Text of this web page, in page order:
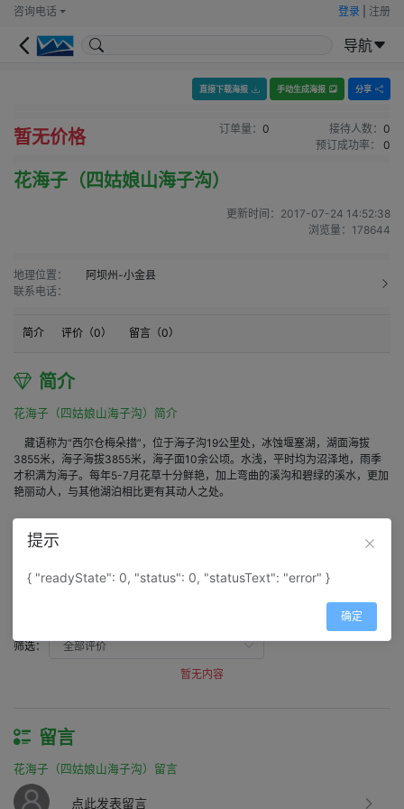
咨询电话 登录 注册
导航
直接下载海报 手动生成海报 分享
暂无价格 订单量： 0 接待人数： 0
预订成功率：
0
花海子（四姑娘山海子沟）
更新时间： 2017-07-24 14:52:38
浏览量： 178644
地理位置：
阿坝州-小金县
联系电话：
简介 评价（0） 留言（0）
简介
花海子（四姑娘山海子沟）简介
藏语称为“西尔仓梅朵措”，位于海子沟19公里处，冰蚀堰塞湖，湖面海拔
3855米，海子海拔3855米，海子面10余公顷。水浅，平时均为沼泽地，雨季
才积满为海子。每年5-7月花草十分鲜艳，加上弯曲的溪沟和碧绿的溪水，更加
艳丽动人，与其他湖泊相比更有其动人之处。
筛选：
暂无内容
留言
花海子（四姑娘山海子沟）留言
点此发表留言
提示
{ "readyState": 0, "status": 0, "statusText": "error" }
确定